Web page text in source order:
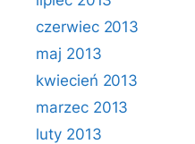
czerwiec 2013
maj 2013
kwiecień 2013
marzec 2013
luty 2013